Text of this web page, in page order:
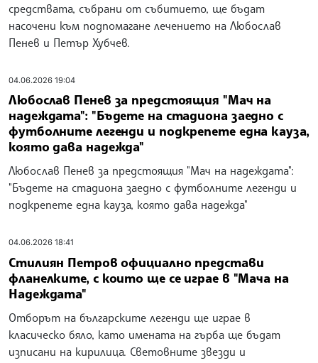
средствата, събрани от събитието, ще бъдат
насочени към подпомагане лечението на Любослав
Пенев и Петър Хубчев.
04.06.2026 19:04
Любослав Пенев за предстоящия "Мач на
надеждата": "Бъдете на стадиона заедно с
футболните легенди и подкрепете една кауза,
която дава надежда"
Любослав Пенев за предстоящия "Мач на надеждата":
"Бъдете на стадиона заедно с футболните легенди и
подкрепете една кауза, която дава надежда"
04.06.2026 18:41
Стилиян Петров официално представи
фланелките, с които ще се играе в "Мача на
Надеждата"
Отборът на българските легенди ще играе в
класическо бяло, като имената на гърба ще бъдат
изписани на кирилица. Световните звезди и